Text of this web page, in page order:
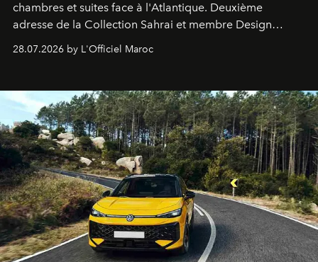
chambres et suites face à l'Atlantique. Deuxième
adresse de la Collection Sahrai et membre Design
Hotels, ce boutique-hôtel cinq étoiles signé Christophe
Pillet promet un lieu de vie complet. On y a déjeuné…
28.07.2026 by L'Officiel Maroc